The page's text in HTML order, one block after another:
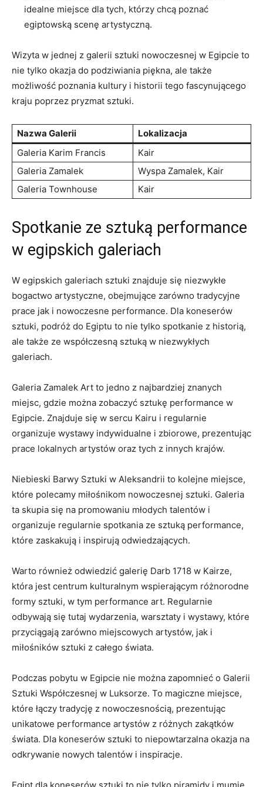
idealne miejsce ‍dla tych, którzy chcą poznać
egiptowską scenę artystyczną.
Wizyta‌ w jednej z galerii sztuki nowoczesnej w Egipcie to
nie tylko okazja do podziwiania piękna, ale‍ także
⁣możliwość poznania kultury i historii tego ‌fascynującego
kraju poprzez pryzmat sztuki.
Nazwa‌ Galerii
Lokalizacja
Galeria Karim Francis
Kair
Galeria Zamalek
Wyspa ⁤Zamalek, Kair
Galeria Townhouse
Kair
Spotkanie ze sztuką performance
w egipskich galeriach
W egipskich galeriach sztuki znajduje się niezwykłe
bogactwo artystyczne, ‌obejmujące zarówno tradycyjne
prace jak i nowoczesne performance. Dla koneserów
sztuki, ‍podróż do Egiptu to nie⁣ tylko spotkanie z⁣ historią,
ale‌ także ​ze współczesną sztuką w niezwykłych
galeriach.
Galeria Zamalek Art to jedno z najbardziej znanych
miejsc, ⁣gdzie można zobaczyć sztukę performance ​w
Egipcie. Znajduje się w⁤ sercu Kairu i regularnie
organizuje wystawy indywidualne i zbiorowe, prezentując
prace lokalnych artystów oraz tych z innych‌ krajów.
Niebieski Barwy‌ Sztuki w Aleksandrii to kolejne miejsce,
które polecamy miłośnikom nowoczesnej sztuki. Galeria
ta skupia się na promowaniu‌ młodych talentów i
organizuje regularnie spotkania ze sztuką performance,
które zaskakują ⁤i inspirują ⁤odwiedzających.
Warto również odwiedzić galerię Darb⁢ 1718 w Kairze,
która jest centrum kulturalnym​ wspierającym różnorodne
formy⁤ sztuki, w tym performance art. Regularnie
odbywają się ⁤tutaj wydarzenia, warsztaty i wystawy, które
przyciągają zarówno miejscowych artystów, jak i
miłośników sztuki z całego świata.
Podczas pobytu w Egipcie nie można zapomnieć o⁤ Galerii
Sztuki Współczesnej w Luksorze.​ To magiczne miejsce,⁣
które łączy tradycję z nowoczesnością, prezentując
unikatowe performance artystów z różnych ​zakątków
świata. ⁤Dla koneserów ⁢sztuki to niepowtarzalna okazja na
odkrywanie nowych talentów i inspiracje.